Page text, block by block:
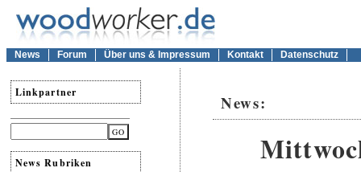
News Forum Über uns & Impressum Kontakt Datenschutz
Linkpartner
News Rubriken
News: